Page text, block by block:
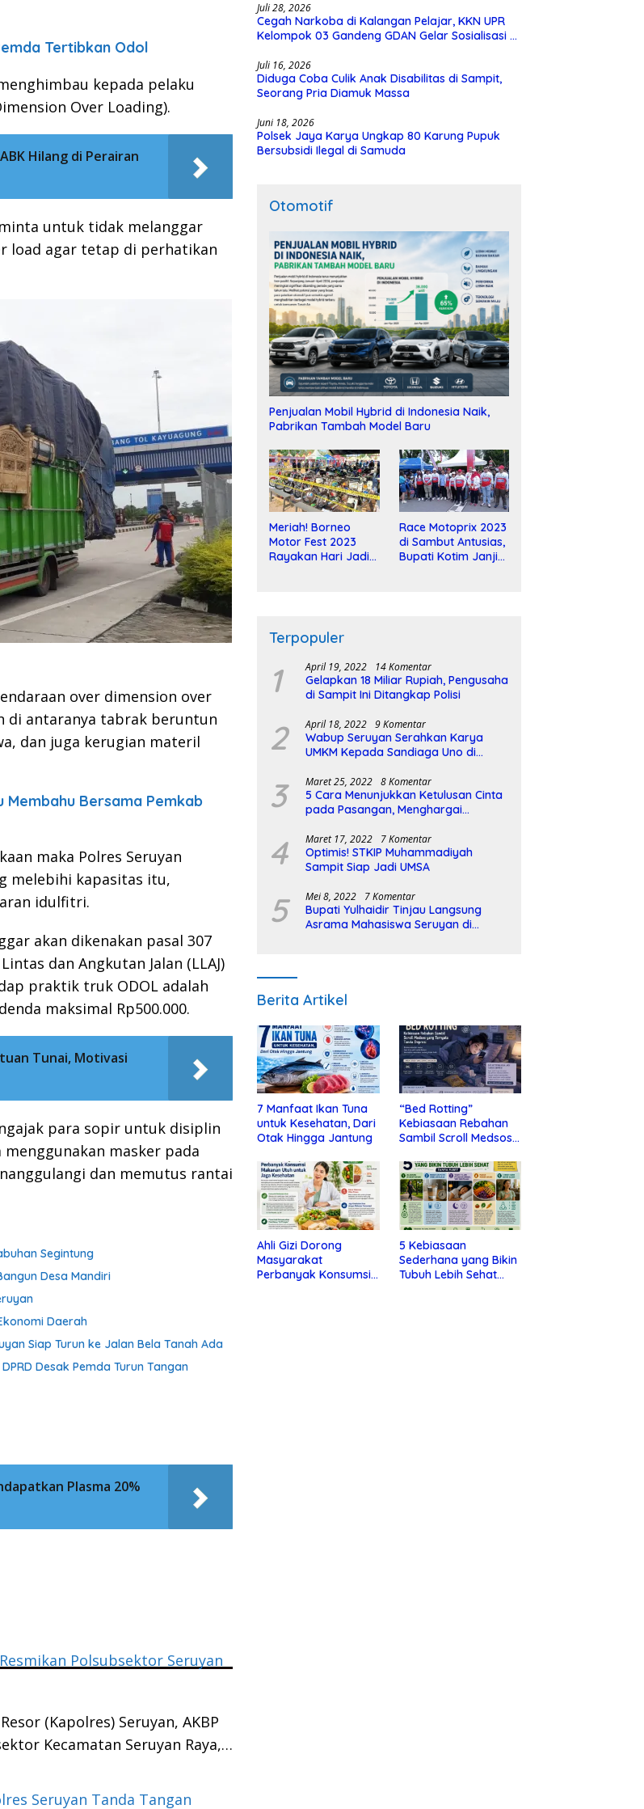
Tertibkan Odol
kepada pelaku
Over Loading).
Hilang di Perairan
untuk tidak melanggar
load agar tetap di perhatikan
over dimension over
di antaranya tabrak beruntun
dan juga kerugian materil
Membahu Bersama Pemkab
maka Polres Seruyan
melebihi kapasitas itu,
idulfitri.
akan dikenakan pasal 307
dan Angkutan Jalan (LLAJ)
praktik truk ODOL adalah
maksimal Rp500.000.
Tunai, Motivasi
para sopir untuk disiplin
masker pada
dan memutus rantai
Segintung
Desa Mandiri
Daerah
Siap Turun ke Jalan Bela Tanah Ada
Desak Pemda Turun Tangan
Plasma 20%
Polsubsektor Seruyan
(Kapolres) Seruyan, AKBP
Kecamatan Seruyan Raya,…
Seruyan Tanda Tangan
Juli 28, 2026
Cegah Narkoba di Kalangan Pelajar, KKN UPR
Kelompok 03 Gandeng GDAN Gelar Sosialisasi di
Juli 16, 2026
Diduga Coba Culik Anak Disabilitas di Sampit,
Seorang Pria Diamuk Massa
Juni 18, 2026
Polsek Jaya Karya Ungkap 80 Karung Pupuk
Bersubsidi Ilegal di Samuda
Otomotif
Penjualan Mobil Hybrid di Indonesia Naik,
Pabrikan Tambah Model Baru
Meriah! Borneo
Motor Fest 2023
Rayakan Hari Jadi
Race Motoprix 2023
di Sambut Antusias,
Bupati Kotim Janji
Terpopuler
1 April 19, 2022 14 Komentar
Gelapkan 18 Miliar Rupiah, Pengusaha
di Sampit Ini Ditangkap Polisi
2 April 18, 2022 9 Komentar
Wabup Seruyan Serahkan Karya
UMKM Kepada Sandiaga Uno di
3 Maret 25, 2022 8 Komentar
5 Cara Menunjukkan Ketulusan Cinta
pada Pasangan, Menghargai
4 Maret 17, 2022 7 Komentar
Optimis! STKIP Muhammadiyah
Sampit Siap Jadi UMSA
5 Mei 8, 2022 7 Komentar
Bupati Yulhaidir Tinjau Langsung
Asrama Mahasiswa Seruyan di
Berita Artikel
7 Manfaat Ikan Tuna
untuk Kesehatan, Dari
Otak Hingga Jantung
“Bed Rotting”
Kebiasaan Rebahan
Sambil Scroll Medsos
Depresi
Ahli Gizi Dorong
Masyarakat
Perbanyak Konsumsi
5 Kebiasaan
Sederhana yang Bikin
Tubuh Lebih Sehat